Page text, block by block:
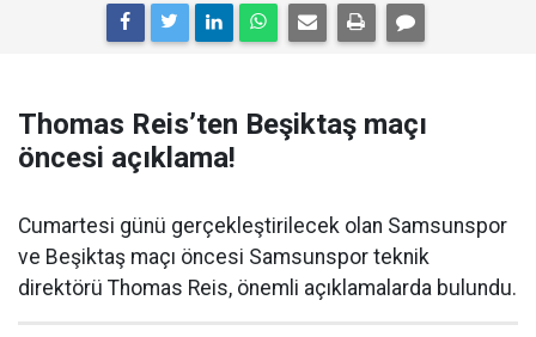
Thomas Reis’ten Beşiktaş maçı
öncesi açıklama!
Cumartesi günü gerçekleştirilecek olan Samsunspor
ve Beşiktaş maçı öncesi Samsunspor teknik
direktörü Thomas Reis, önemli açıklamalarda bulundu.